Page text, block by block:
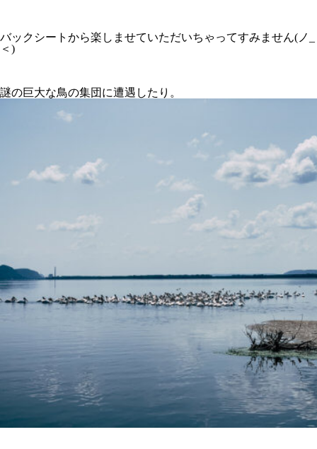
バックシートから楽しませていただいちゃってすみません(ノ_
＜)
謎の巨大な鳥の集団に遭遇したり。